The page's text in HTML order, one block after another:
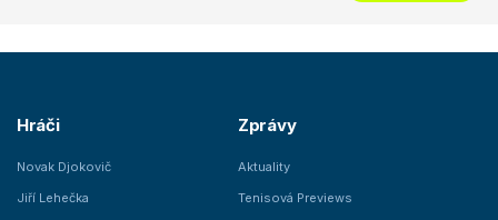
Hráči
Novak Djokovič
Jiří Lehečka
Zprávy
Aktuality
Tenisová Previews